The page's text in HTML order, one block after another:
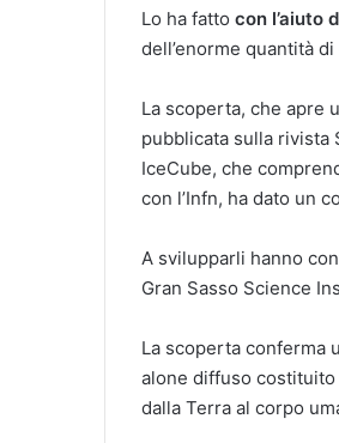
Lo ha fatto con l’aiuto
dell’enorme quantità di
La scoperta, che apre
pubblicata sulla rivista
IceCube, che
con l’Infn, ha dato un
A svilupparli hanno
Gran Sasso Science
La scoperta conferma
alone diffuso
dalla Terra al corpo